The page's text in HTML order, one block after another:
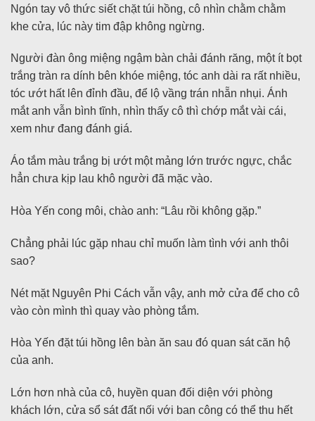
Ngón tay vô thức siết chặt túi hồng, cô nhìn chằm chằm
khe cửa, lúc này tim đập không ngừng.
Người đàn ông miệng ngậm bàn chải đánh răng, một ít bọt
trắng tràn ra dính bên khóe miệng, tóc anh dài ra rất nhiều,
tóc ướt hất lên đỉnh đầu, để lộ vầng trán nhẵn nhụi. Ánh
mắt anh vẫn bình tĩnh, nhìn thấy cô thì chớp mắt vài cái,
xem như đang đánh giá.
Áo tắm màu trắng bị ướt một mảng lớn trước ngực, chắc
hẳn chưa kịp lau khô người đã mặc vào.
Hòa Yến cong môi, chào anh: “Lâu rồi không gặp.”
Chẳng phải lúc gặp nhau chỉ muốn làm tình với anh thôi
sao?
Nét mặt Nguyên Phi Cách vẫn vậy, anh mở cửa để cho cô
vào còn mình thì quay vào phòng tắm.
Hòa Yến đặt túi hồng lên bàn ăn sau đó quan sát căn hộ
của anh.
Lớn hơn nhà của cô, huyền quan đối diện với phòng
khách lớn, cửa sổ sát đất nối với ban công có thể thu hết